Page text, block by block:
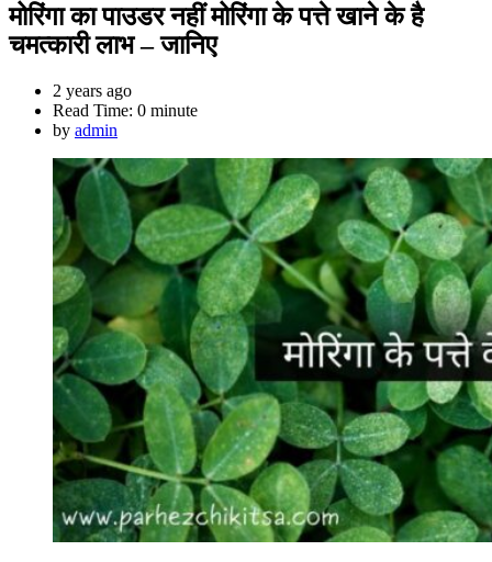
मोरिंगा का पाउडर नहीं मोरिंगा के पत्ते खाने के है
चमत्कारी लाभ – जानिए
2 years ago
Read Time: 0 minute
by admin